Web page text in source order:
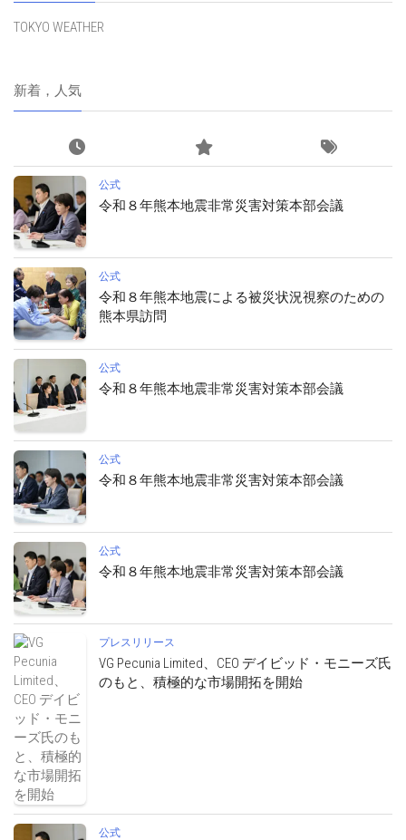
TOKYO WEATHER
新着，人気
公式
令和８年熊本地震非常災害対策本部会議
公式
令和８年熊本地震による被災状況視察のための
熊本県訪問
公式
令和８年熊本地震非常災害対策本部会議
公式
令和８年熊本地震非常災害対策本部会議
公式
令和８年熊本地震非常災害対策本部会議
プレスリリース
VG Pecunia Limited、CEO デイビッド・モニーズ氏
のもと、積極的な市場開拓を開始
公式